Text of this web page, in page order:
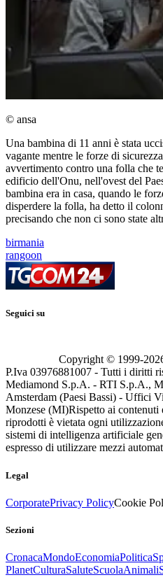
© ansa
Una bambina di 11 anni è stata
vagante mentre le forze di
avvertimento contro una folla che
edificio dell'Onu, nell'ovest del
bambina era in casa, quando le
disperdere la folla, ha detto il
precisando che non ci sono state
birmania
rangoon
Seguici su
Copyright © 1999-
P.Iva 03976881007 - Tutti i diritti
Mediamond S.p.A. - RTI S.p.A.,
Amsterdam (Paesi Bassi) - Uffici
Monzese (MI)Rispetto ai contenuti
riprodotti è vietata ogni
sistemi di intelligenza artificiale
espresso di utilizzare mezzi
Legal
CorporatePrivacy PolicyCookie
Sezioni
CronacaMondoEconomiaPolitica
PlanetCulturaSaluteScuolaAnimali